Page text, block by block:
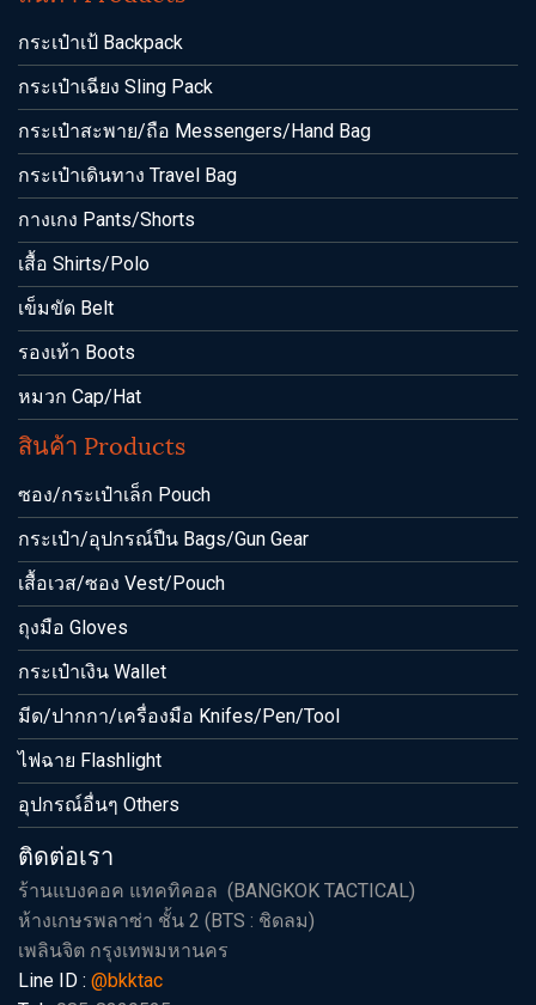
กระเป๋าเป้ Backpack
กระเป๋าเฉียง Sling Pack
กระเป๋าสะพาย/ถือ Messengers/Hand Bag
กระเป๋าเดินทาง Travel Bag
กางเกง Pants/Shorts
เสื้อ Shirts/Polo
เข็มขัด Belt
รองเท้า Boots
หมวก Cap/Hat
สินค้า Products
ซอง/กระเป๋าเล็ก Pouch
กระเป๋า/อุปกรณ์ปืน Bags/Gun Gear
เสื้อเวส/ซอง Vest/Pouch
ถุงมือ Gloves
กระเป๋าเงิน Wallet
มีด/ปากกา/เครื่องมือ Knifes/Pen/Tool
ไฟฉาย Flashlight
อุปกรณ์อื่นๆ Others
ติดต่อเรา
ร้านแบงคอค แทคทิคอล (BANGKOK TACTICAL)
ห้างเกษรพลาซ่า ชั้น 2 (BTS : ชิดลม)
เพลินจิต กรุงเทพมหานคร
Line ID : @bkktac